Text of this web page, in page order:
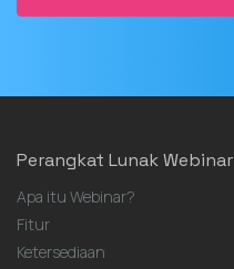
Perangkat Lunak Webinar
Apa itu Webinar?
Fitur
Ketersediaan